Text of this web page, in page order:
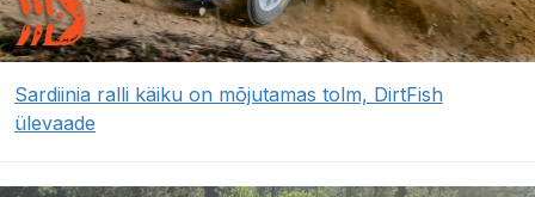
Sardiinia ralli käiku on mõjutamas tolm, DirtFish
ülevaade